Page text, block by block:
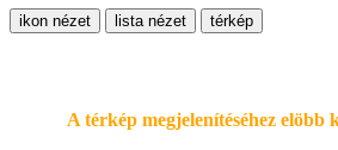
ikon nézet lista nézet térkép
A térkép megjelenítéséhez elöbb